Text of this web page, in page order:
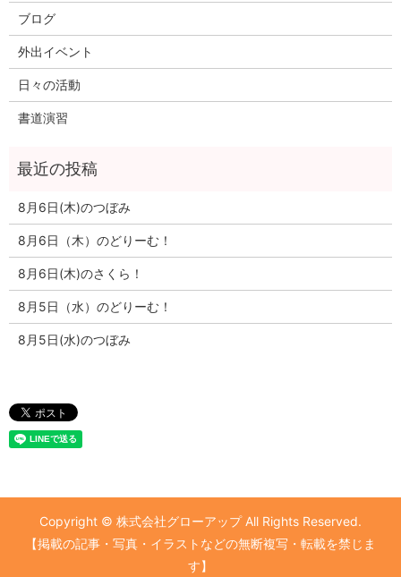
ブログ
外出イベント
日々の活動
書道演習
8月6日(木)のつぼみ
8月6日（木）のどりーむ！
8月6日(木)のさくら！
8月5日（水）のどりーむ！
8月5日(水)のつぼみ
Copyright © 株式会社グローアップ All Rights Reserved.
【掲載の記事・写真・イラストなどの無断複写・転載を禁じま
す】